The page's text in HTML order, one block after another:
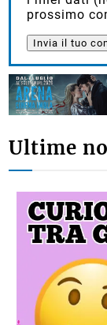
prossimo
Ultime